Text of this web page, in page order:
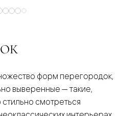
форм перегородок,
выверенные — такие,
смотреться